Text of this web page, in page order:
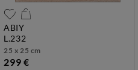
ABIY
l.232
25 x 25 cm
299 €